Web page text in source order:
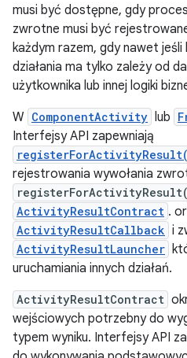
musi być dostępne, gdy
zwrotne musi być
każdym razem, gdy nawet jeśli
działania ma tylko zależy od
użytkownika lub innej logiki
W ComponentActivity lub
Interfejsy API zapewniają
rejestrowania wywołania
ActivityResultContract .
ActivityResultCallback i
ActivityResultLauncher
uruchamiania innych działań.
ActivityResultContract
wejściowych potrzebny do
typem wyniku. Interfejsy API